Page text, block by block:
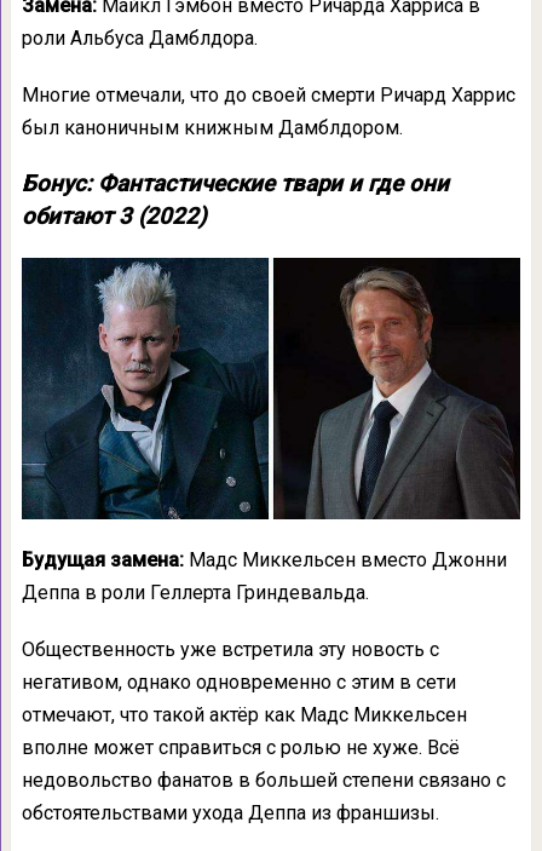
Замена:Майкл Гэмбон вместо Ричарда Харриса в
роли Альбуса Дамблдора.
Многие отмечали, что до своей смерти Ричард Харрис
был каноничным книжным Дамблдором.
Бонус: Фантастические твари и где они
обитают 3 (2022)
Будущая замена:Мадс Миккельсен вместо Джонни
Деппа в роли Геллерта Гриндевальда.
Общественность уже встретила эту новость с
негативом, однако одновременно с этим в сети
отмечают, что такой актёр как Мадс Миккельсен
вполне может справиться с ролью не хуже. Всё
недовольство фанатов в большей степени связано с
обстоятельствами ухода Деппа из франшизы.